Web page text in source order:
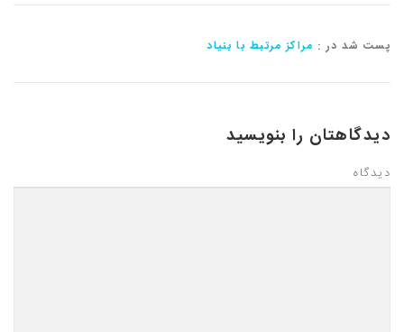
پست شد در : مراکز مرتبط با بنیاد
دیدگاهتان را بنویسید
دیدگاه